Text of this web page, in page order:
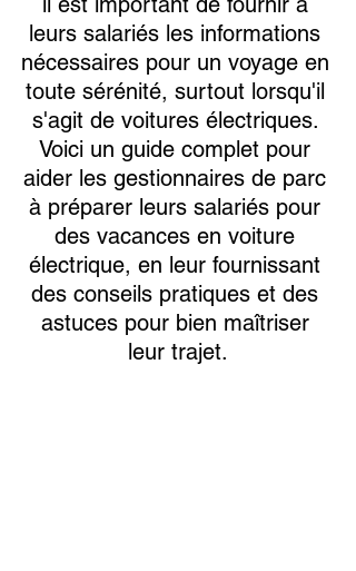
leurs salariés les informations
nécessaires pour un voyage en
toute sérénité, surtout lorsqu'il
s'agit de voitures électriques.
Voici un guide complet pour
aider les gestionnaires de parc
à préparer leurs salariés pour
des vacances en voiture
électrique, en leur fournissant
des conseils pratiques et des
astuces pour bien maîtriser
leur trajet.